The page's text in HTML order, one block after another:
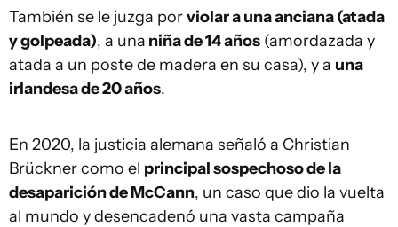
También se le juzga porviolar a una anciana (atada
y golpeada), a una niña de 14 años (amordazada y
atada a un poste de madera en su casa), y a una
irlandesa de 20 años.
En 2020, la justicia alemana señaló a Christian
Brücknercomo el principal sospechoso de la
desaparición de McCann, un caso que dio la vuelta
al mundo y desencadenó una vasta campaña